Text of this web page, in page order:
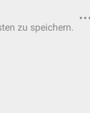
zu speichern.